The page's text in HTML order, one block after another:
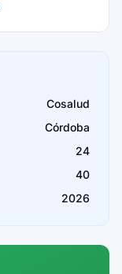
Cosalud
Córdoba
24
40
2026